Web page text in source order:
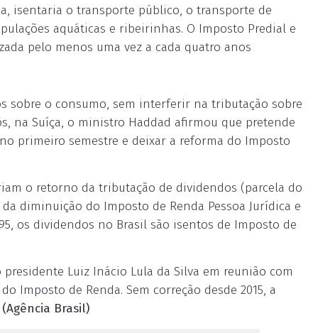
isentaria o transporte público, o transporte de
aquáticas e ribeirinhas. O Imposto Predial e
pelo menos uma vez a cada quatro anos
sobre o consumo, sem interferir na tributação sobre
na Suíça, o ministro Haddad afirmou que pretende
primeiro semestre e deixar a reforma do Imposto
o retorno da tributação de dividendos (parcela do
diminuição do Imposto de Renda Pessoa Jurídica e
os dividendos no Brasil são isentos de Imposto de
Luiz Inácio Lula da Silva em reunião com
Imposto de Renda. Sem correção desde 2015, a
(Agência Brasil)